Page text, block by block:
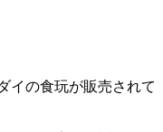
イの食玩が販売されて